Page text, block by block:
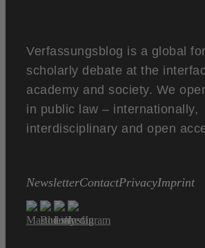
Verfassungsblog is a global
scholarly debate at the
academy and society. We
in public law – internationally,
interdisciplinary and open
NewsletterContactPrivacyImprint